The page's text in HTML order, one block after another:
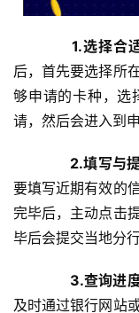
1.选择合
后，首先要选择所
够申请的卡种，选
请，然后会进入到
2.填写与
要填写近期有效的
完毕后，主动点击
毕后会提交当地分
3.查询进度
及时通过银行网站